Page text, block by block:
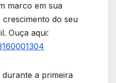
marco em sua
do seu
Ouça aqui:
a primeira